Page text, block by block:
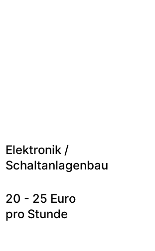
Elektronik /
Schaltanlagenbau
20 - 25 Euro
pro Stunde